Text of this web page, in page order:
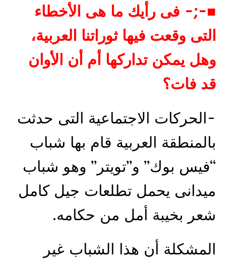
■-;- فى رأيك ما هى الأخطاء
التى وقعت فيها ثوراتنا العربية،
وهل يمكن تداركها أم أن الأوان
قد فات؟
-الحركات الاجتماعية التى حدثت
بالمنطقة العربية قام بها شباب
“فيس بوك” و”تويتر” وهو شباب
ميدانى يحمل تطلعات جيل كامل
شعر بخيبة أمل من حكامه.
المشكلة أن هذا الشباب غير